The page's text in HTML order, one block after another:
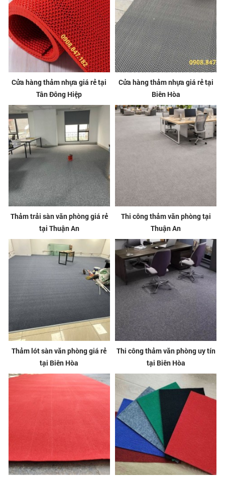
Cửa hàng thảm nhựa giá rẻ tại
Tân Đông Hiệp
Cửa hàng thảm nhựa giá rẻ tại
Biên Hòa
Thảm trải sàn văn phòng giá rẻ
tại Thuận An
Thi công thảm văn phòng tại
Thuận An
Thảm lót sàn văn phòng giá rẻ
tại Biên Hòa
Thi công thảm văn phòng uy tín
tại Biên Hòa